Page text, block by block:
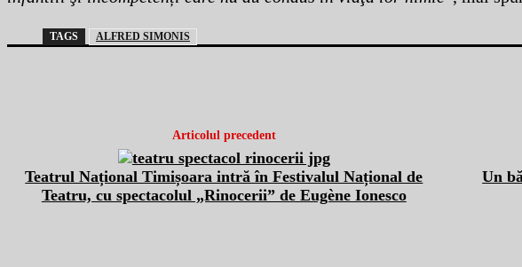
TAGS ALFRED SIMONIS
Articolul precedent
Teatrul Național Timișoara intră în Festivalul Național de
Teatru, cu spectacolul „Rinocerii” de Eugène Ionesco
Un